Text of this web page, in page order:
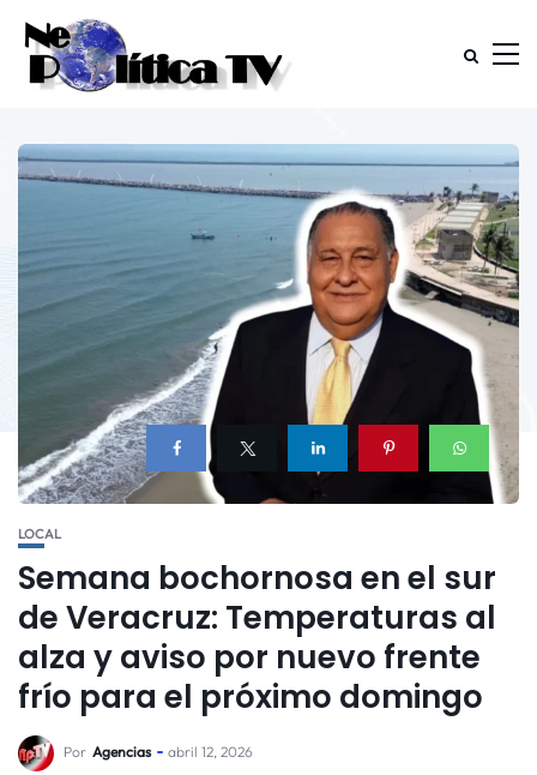
LOCAL
Semana bochornosa en el sur
de Veracruz: Temperaturas al
alza y aviso por nuevo frente
frío para el próximo domingo
Por Agencias abril 12, 2026